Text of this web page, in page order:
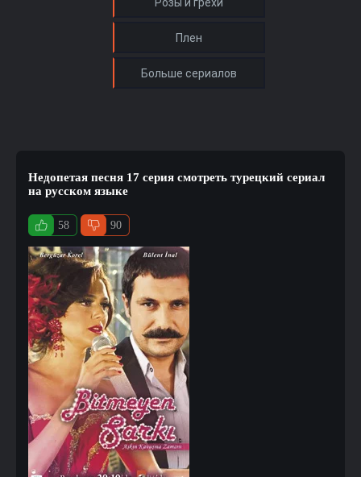
Недопетая песня 17 серия смотреть турецкий сериал
на русском языке
58 90